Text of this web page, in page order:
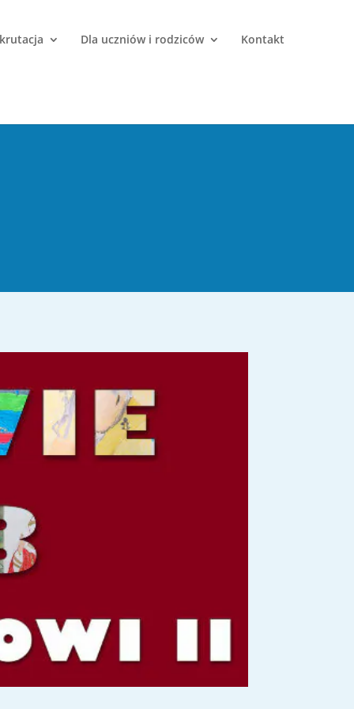
Dla uczniów i rodziców Kontakt